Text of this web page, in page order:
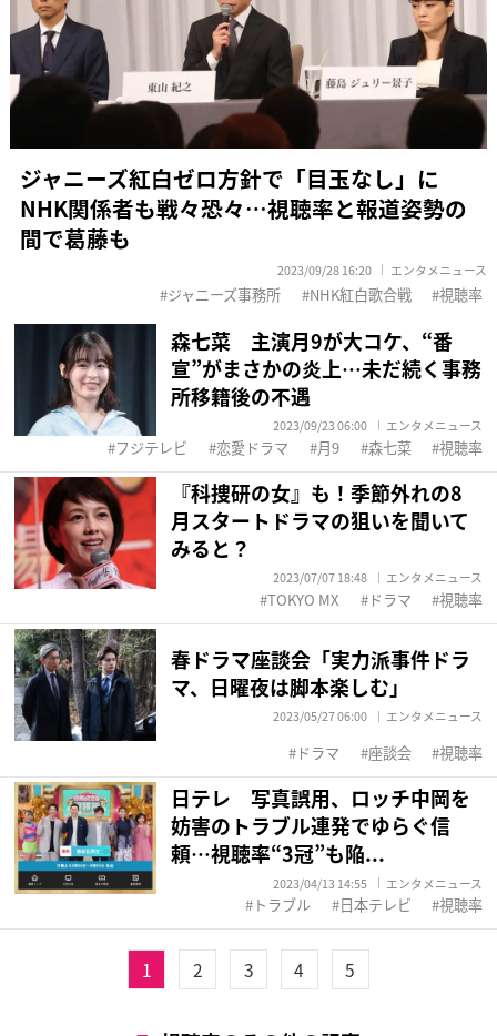
ジャニーズ紅白ゼロ方針で「目玉なし」に
NHK関係者も戦々恐々…視聴率と報道姿勢の
間で葛藤も
2023/09/28 16:20 エンタメニュース
ジャニーズ事務所 NHK紅白歌合戦 視聴率
森七菜 主演月9が大コケ、“番
宣”がまさかの炎上…未だ続く事務
所移籍後の不遇
2023/09/23 06:00 エンタメニュース
フジテレビ 恋愛ドラマ 月9 森七菜 視聴率
『科捜研の女』も！季節外れの8
月スタートドラマの狙いを聞いて
みると？
2023/07/07 18:48 エンタメニュース
TOKYO MX ドラマ 視聴率
春ドラマ座談会「実力派事件ドラ
マ、日曜夜は脚本楽しむ」
2023/05/27 06:00 エンタメニュース
ドラマ 座談会 視聴率
日テレ 写真誤用、ロッチ中岡を
妨害のトラブル連発でゆらぐ信
頼…視聴率“3冠”も陥...
2023/04/13 14:55 エンタメニュース
トラブル 日本テレビ 視聴率
1 2 3 4 5